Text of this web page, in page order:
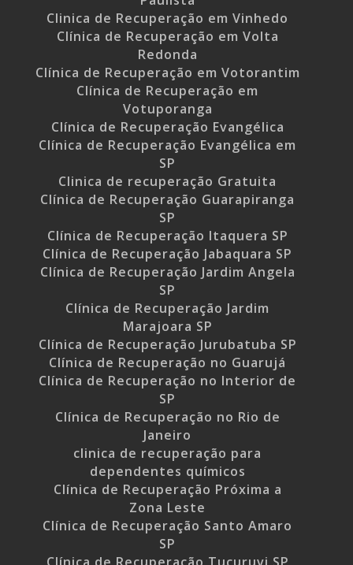
Clinica de Recuperação em Vinhedo
Clínica de Recuperação em Volta
Redonda
Clínica de Recuperação em Votorantim
Clínica de Recuperação em
Votuporanga
Clínica de Recuperação Evangélica
Clínica de Recuperação Evangélica em
SP
Clinica de recuperação Gratuita
Clínica de Recuperação Guarapiranga
SP
Clínica de Recuperação Itaquera SP
Clínica de Recuperação Jabaquara SP
Clínica de Recuperação Jardim Angela
SP
Clínica de Recuperação Jardim
Marajoara SP
Clínica de Recuperação Jurubatuba SP
Clínica de Recuperação no Guarujá
Clínica de Recuperação no Interior de
SP
Clínica de Recuperação no Rio de
Janeiro
clinica de recuperação para
dependentes químicos
Clínica de Recuperação Próxima a
Zona Leste
Clínica de Recuperação Santo Amaro
SP